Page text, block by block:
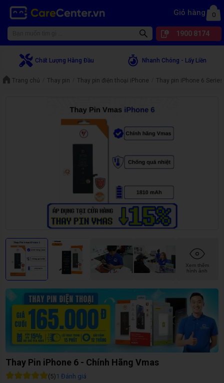
Giỏ hàng 0
1900 8174
Chất Lượng Hàng Đầu Nhanh Chóng - Lấy Liền
Trang chủ Thay pin Thay pin điện thoại iPhone Thay pin iPhone 6 Series
Xem thêm
hình ảnh
Thay Pin iPhone 6 - Chính Hãng Vmas
(5)1 Đánh giá